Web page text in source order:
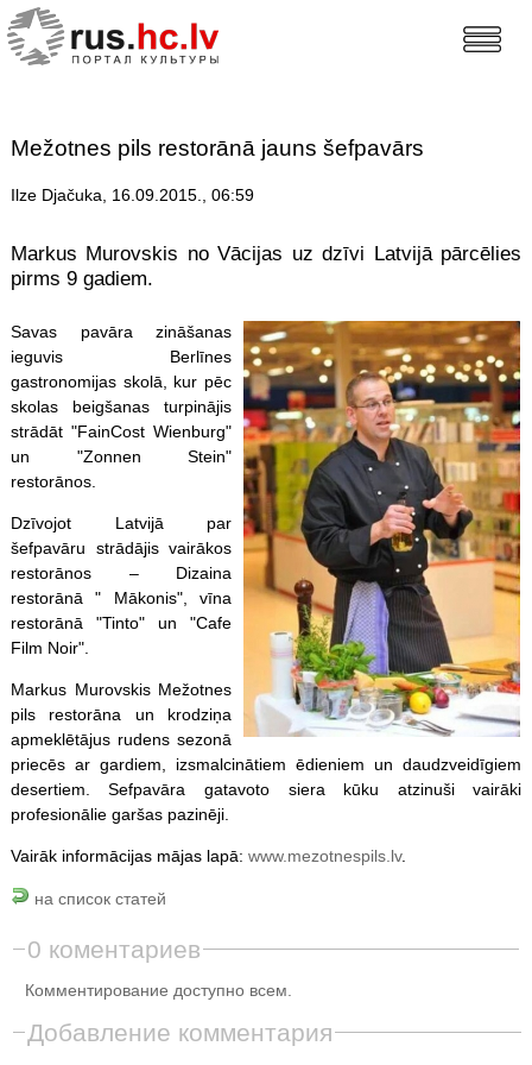
Mežotnes pils restorānā jauns šefpavārs
Ilze Djačuka, 16.09.2015., 06:59
Markus Murovskis no Vācijas uz dzīvi Latvijā pārcēlies
pirms 9 gadiem.
Savas pavāra zināšanas
ieguvis Berlīnes
gastronomijas skolā, kur pēc
skolas beigšanas turpinājis
strādāt "FainCost Wienburg"
un "Zonnen Stein"
restorānos.
Dzīvojot Latvijā par
šefpavāru strādājis vairākos
restorānos – Dizaina
restorānā " Mākonis", vīna
restorānā "Tinto" un "Cafe
Film Noir".
Markus Murovskis Mežotnes
pils restorāna un krodziņa
apmeklētājus rudens sezonā
priecēs ar gardiem, izsmalcinātiem ēdieniem un daudzveidīgiem
desertiem. Sefpavāra gatavoto siera kūku atzinuši vairāki
profesionālie garšas pazinēji.
Vairāk informācijas mājas lapā: www.mezotnespils.lv.
на список статей
0 коментариев
Комментирование доступно всем.
Добавление комментария